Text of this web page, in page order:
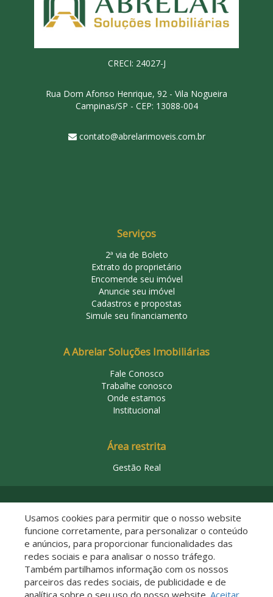
CRECI: 24027-J
Rua Dom Afonso Henrique, 92 - Vila Nogueira
Campinas/SP - CEP: 13088-004
contato@abrelarimoveis.com.br
Serviços
2ª via de Boleto
Extrato do proprietário
Encomende seu imóvel
Anuncie seu imóvel
Cadastros e propostas
Simule seu financiamento
A Abrelar Soluções Imobiliárias
Fale Conosco
Trabalhe conosco
Onde estamos
Institucional
Área restrita
Gestão Real
Descomplicado por:
Usamos cookies para permitir que o nosso website
funcione corretamente, para personalizar o conteúdo
e anúncios, para proporcionar funcionalidades das
redes sociais e para analisar o nosso tráfego.
Também partilhamos informação com os nossos
parceiros das redes sociais, de publicidade e de
analítica sobre o seu uso do nosso website. Aceitar